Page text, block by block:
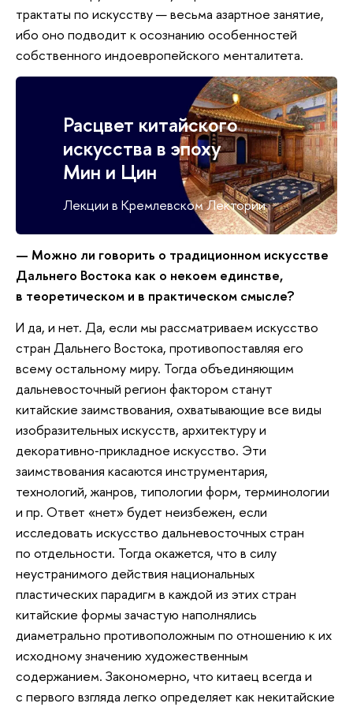
трактаты по искусству — весьма азартное занятие,
ибо оно подводит к осознанию особенностей
собственного индоевропейского менталитета.
Расцвет китайского
искусства в эпоху
Мин и Цин
Лекции в Кремлевском Лектории
— Можно ли говорить о традиционном искусстве
Дальнего Востока как о некоем единстве,
в теоретическом и в практическом смысле?
И да, и нет. Да, если мы рассматриваем искусство
стран Дальнего Востока, противопоставляя его
всему остальному миру. Тогда объединяющим
дальневосточный регион фактором станут
китайские заимствования, охватывающие все виды
изобразительных искусств, архитектуру и
декоративно‑прикладное искусство. Эти
заимствования касаются инструментария,
технологий, жанров, типологии форм, терминологии
и пр. Ответ «нет» будет неизбежен, если
исследовать искусство дальневосточных стран
по отдельности. Тогда окажется, что в силу
неустранимого действия национальных
пластических парадигм в каждой из этих стран
китайские формы зачастую наполнялись
диаметрально противоположным по отношению к их
исходному значению художественным
содержанием. Закономерно, что китаец всегда и
с первого взгляда легко определяет как некитайские